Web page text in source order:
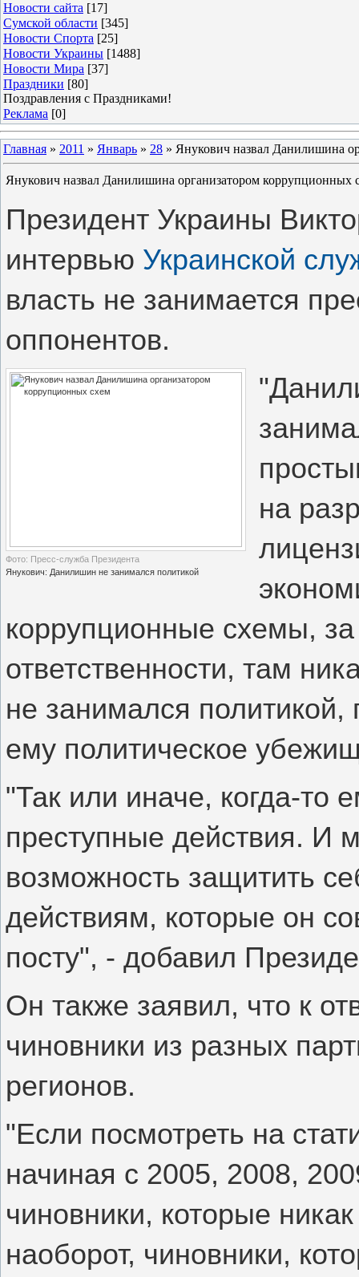
Новости сайта [17]
Сумской области [345]
Новости Спорта [25]
Новости Украины [1488]
Новости Мира [37]
Праздники [80]
Поздравления с Праздниками!
Реклама [0]
Главная » 2011 » Январь » 28 » Янукович назвал Данилишина
Янукович назвал Данилишина организатором коррупционных
Президент Украины
интервью Украинской
власть не занимается
оппонентов.
Фото: Пресс-служба Президента
Янукович: Данилишин не занимался политикой
на
коррупционные схемы, за
ответственности, там
не занимался
ему политическое
"Так или иначе, когда-то
преступные действия. И
возможность защитить
действиям, которые он
посту", - добавил
Он также заявил, что к
чиновники из разных
регионов.
"Если посмотреть на
начиная с 2005, 2008,
чиновники, которые
наоборот, чиновники,